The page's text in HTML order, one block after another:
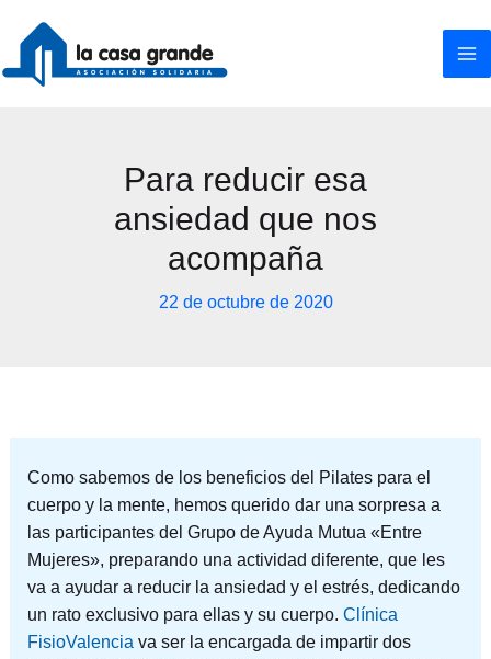
contenido
Para reducir esa
ansiedad que nos
acompaña
22 de octubre de 2020
Como sabemos de los beneficios del Pilates para el
cuerpo y la mente, hemos querido dar una sorpresa a
las participantes del Grupo de Ayuda Mutua «Entre
Mujeres», preparando una actividad diferente, que les
va a ayudar a reducir la ansiedad y el estrés, dedicando
un rato exclusivo para ellas y su cuerpo. Clínica
FisioValencia va ser la encargada de impartir dos